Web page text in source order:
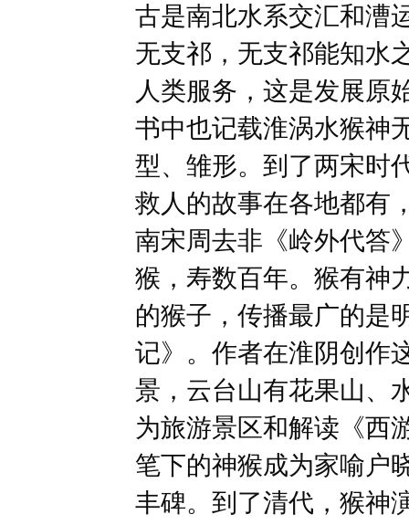
古是南北水系交汇和漕
无支祁，无支祁能知水
人类服务，这是发展原
书中也记载淮涡水猴神
型、雏形。到了两宋时
救人的故事在各地都有
南宋周去非《岭外代答
猴，寿数百年。猴有神
的猴子，传播最广的是
记》。作者在淮阴创作
景，云台山有花果山、
为旅游景区和解读《西
笔下的神猴成为家喻户
丰碑。到了清代，猴神